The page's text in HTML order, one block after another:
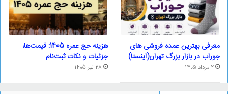
معرفی بهترین عمده فروشی های
جوراب در بازار بزرگ تهران(اینستا)
2 مرداد 1405
هزینه حج عمره 1405: قیمت‌ها،
جزئیات و نکات ثبت‌نام
28 تیر 1405